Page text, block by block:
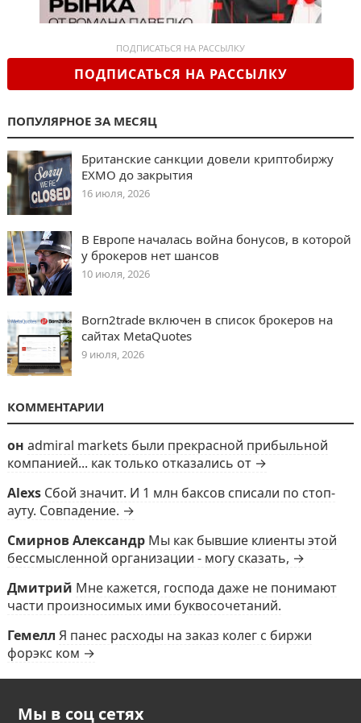
ПОДПИСАТЬСЯ НА РАССЫЛКУ
ПОДПИСАТЬСЯ НА РАССЫЛКУ
ПОПУЛЯРНОЕ ЗА МЕСЯЦ
Британские санкции довели криптобиржу
EXMO до закрытия
16 июля, 2026
В Европе началась война бонусов, в которой
у брокеров нет шансов
10 июля, 2026
Born2trade включен в список брокеров на
сайтах MetaQuotes
9 июля, 2026
КОММЕНТАРИИ
он admiral markets были прекрасной прибыльной
компанией... как только отказались от →
Alexs Сбой значит. И 1 млн баксов списали по стоп-
ауту. Совпадение. →
Смирнов Александр Мы как бывшие клиенты этой
бессмысленной организации - могу сказать, →
Дмитрий Мне кажется, господа даже не понимают
части произносимых ими буквосочетаний.
Гемелл Я панес расходы на заказ колег с биржи
форэкс ком →
Мы в соц сетях